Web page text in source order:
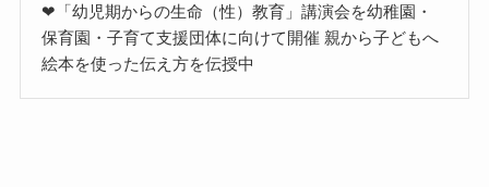
❤「幼児期からの生命（性）教育」講演会を幼稚園・
保育園・子育て支援団体に向けて開催 親から子どもへ
絵本を使った伝え方を伝授中